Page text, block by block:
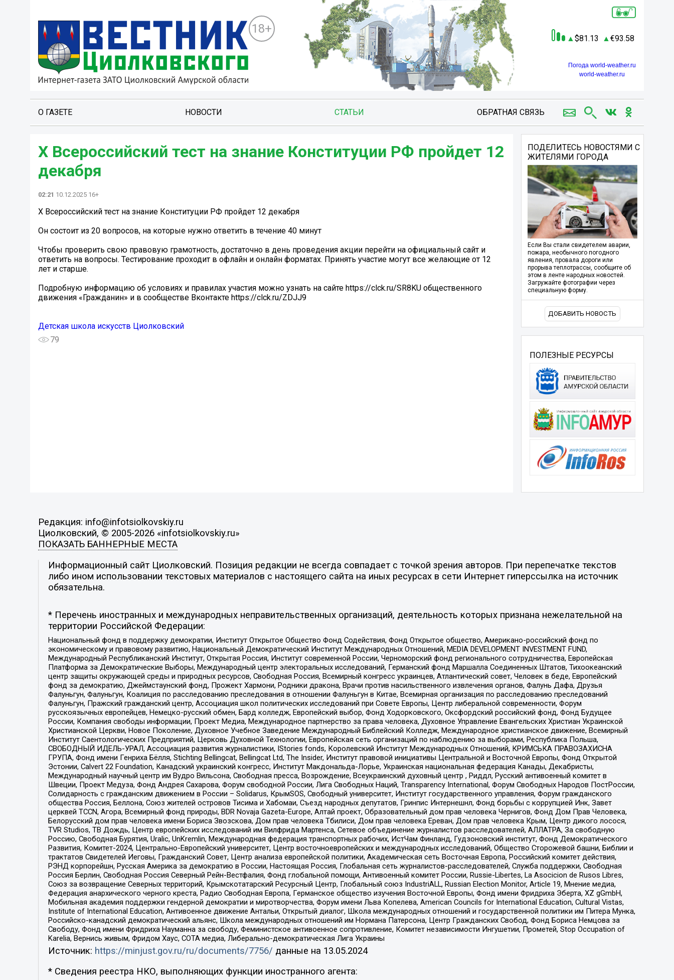
18+
81.13 93.58
Погода world-weather.ru
world-weather.ru
О ГАЗЕТЕ НОВОСТИ СТАТЬИ ОБРАТНАЯ СВЯЗЬ
X Всероссийский тест на знание Конституции РФ пройдет 12
декабря
02:21 10.12.2025 16+
X Всероссийский тест на знание Конституции РФ пройдет 12 декабря
Он состоит из 20 вопросов, на которые нужно ответить в течение 40 минут
Чтобы проверить свою правовую грамотность, достаточно в день проведения акции перейти на официальный сайт и
ответить на вопросы. Тестирование проходит в офлайн и онлайн форматах. Принять участие могут все желающие от 12
лет и старше.
Подробную информацию об условиях и правилах участия можно узнать на сайте https://clck.ru/SR8KU общественного
движения «Гражданин» и в сообществе Вконтакте https://clck.ru/ZDJJ9
Детская школа искусств Циолковский
79
ПОДЕЛИТЕСЬ НОВОСТЯМИ С
ЖИТЕЛЯМИ ГОРОДА
Если Вы стали свидетелем аварии,
пожара, необычного погодного
явления, провала дороги или
прорыва теплотрассы, сообщите об
этом в ленте народных новостей.
Загружайте фотографии через
специальную форму.
ДОБАВИТЬ НОВОСТЬ
ПОЛЕЗНЫЕ РЕСУРСЫ
Редакция: info@infotsiolkovskiy.ru
Циолковский, © 2005-2026 «infotsiolkovskiy.ru»
ПОКАЗАТЬ БАННЕРНЫЕ МЕСТА
Информационный сайт Циолковский. Позиция редакции не всегда совпадает с точкой зрения авторов. При перепечатке текстов
либо ином использовании текстовых материалов с настоящего сайта на иных ресурсах в сети Интернет гиперссылка на источник
обязательна.
* Перечень иностранных и международных неправительственных организаций, деятельность которых признана нежелательной на
территории Российской Федерации:
Национальный фонд в поддержку демократии, Институт Открытое Общество Фонд Содействия, Фонд Открытое общество, Американо-российский фонд по
экономическому и правовому развитию, Национальный Демократический Институт Международных Отношений, MEDIA DEVELOPMENT INVESTMENT FUND,
Международный Республиканский Институт, Открытая Россия, Институт современной России, Черноморский фонд регионального сотрудничества, Европейская
Платформа за Демократические Выборы, Международный центр электоральных исследований, Германский фонд Маршалла Соединенных Штатов, Тихоокеанский
центр защиты окружающей среды и природных ресурсов, Свободная Россия, Всемирный конгресс украинцев, Атлантический совет, Человек в беде, Европейский
фонд за демократию, Джеймстаунский фонд, Прожект Хармони, Родники дракона, Врачи против насильственного извлечения органов, Фалунь Дафа, Друзья
Фалуньгун, Фалуньгун, Коалиция по расследованию преследования в отношении Фалуньгун в Китае, Всемирная организация по расследованию преследований
Фалуньгун, Пражский гражданский центр, Ассоциация школ политических исследований при Совете Европы, Центр либеральной современности, Форум
русскоязычных европейцев, Немецко-русский обмен, Бард колледж, Европейский выбор, Фонд Ходорковского, Оксфордский российский фонд, Фонд Будущее
России, Компания свободы информации, Проект Медиа, Международное партнерство за права человека, Духовное Управление Евангельских Христиан Украинской
Христианской Церкви, Новое Поколение, Духовное Учебное Заведение Международный Библейский Колледж, Международное христианское движение, Всемирный
Институт Саентологических Предприятий, Церковь Духовной Технологии, Европейская сеть организаций по наблюдению за выборами, Республика Польша,
СВОБОДНЫЙ ИДЕЛЬ-УРАЛ, Ассоциация развития журналистики, IStories fonds, Королевский Институт Международных Отношений, КРИМСЬКА ПРАВОЗАХИСНА
ГРУПА, Фонд имени Генриха Бёлля, Stichting Bellingcat, Bellingcat Ltd, The Insider, Институт правовой инициативы Центральной и Восточной Европы, Фонд Открытой
Эстонии, Calvert 22 Foundation, Канадский украинский конгресс, Институт Макдональда-Лорье, Украинская национальная федерация Канады, Декабристы,
Международный научный центр им Вудро Вильсона, Свободная пресса, Возрождение, Всеукраинский духовный центр , Риддл, Русский антивоенный комитет в
Швеции, Проект Медуза, Фонд Андрея Сахарова, Форум свободной России, Лига Свободных Наций, Transparеncy International, Форум Свободных Народов ПостРоссии,
Солидарность с гражданским движением в России – Solidarus, КрымSOS, Свободный университет, Институт государственного управления, Форум гражданского
общества Россия, Беллона, Союз жителей островов Тисима и Хабомаи, Съезд народных депутатов, Гринпис Интернешнл, Фонд борьбы с коррупцией Инк, Завет
церквей TCCN, Агора, Всемирный фонд природы, BDR Novaja Gazeta-Europe, Алтай проект, Образовательный дом прав человека Чернигов, Фонд Дом Прав Человека,
Белорусский дом прав человека имени Бориса Звозскова, Дом прав человека Тбилиси, Дом прав человека Ереван, Дом прав человека Крым, Центр дикого лосося,
TVR Studios, ТВ Дождь, Центр европейских исследований им Вилфрида Мартенса, Сетевое объединение журналистов расследователей, АЛЛАТРА, За свободную
Россию, Свободная Бурятия, Uralic, UnKremlin, Международная федерация транспортных рабочих, ИстЧам Финланд, Гудзоновский институт, Фонд Демократического
Развития, Комитет-2024, Центрально-Европейский университет, Центр восточноевропейских и международных исследований, Общество Сторожевой башни, Библии и
трактатов Свидетелей Иеговы, Гражданский Совет, Центр анализа европейской политики, Академическая сеть Восточная Европа, Российский комитет действия,
РЭНД корпорейшн, Русская Америка за демократию в России, Настоящая Россия, Глобальная сеть журналистов-расследователей, Служба поддержки, Свободная
Россия Берлин, Свободная Россия Северный Рейн-Вестфалия, Фонд глобальной помощи, Антивоенный комитет России, Russie-Libertes, La Asocicion de Rusos Libres,
Союз за возвращение Северных территорий, Крымскотатарский Ресурсный Центр, Глобальный союз IndustriALL, Russian Election Monitor, Article 19, Мнение медиа,
Федерация анархического черного креста, Радио Свободная Европа, Германское общество изучения Восточной Европы, Фонд имени Фридриха Эберта, XZ gGmbH,
Мобильная академия поддержки гендерной демократии и миротворчества, Форум имени Льва Копелева, American Councils for International Education, Cultural Vistas,
Institute of International Education, Антивоенное движение Антальи, Открытый диалог, Школа международных отношений и государственной политики им Питера Мунка,
Российско-канадский демократический альянс, Школа международных отношений им Нормана Патерсона, Центр Гражданских Свобод, Фонд Бориса Немцова за
Свободу, Фонд имени Фридриха Науманна за свободу, Феминистское антивоенное сопротивление, Комитет независимости Ингушетии, Прометей, Stop Occupation of
Karelia, Вернись живым, Фридом Хаус, СОТА медиа, Либерально-демократическая Лига Украины
Источник: https://minjust.gov.ru/ru/documents/7756/ данные на 13.05.2024
* Сведения реестра НКО, выполняющих функции иностранного агента: